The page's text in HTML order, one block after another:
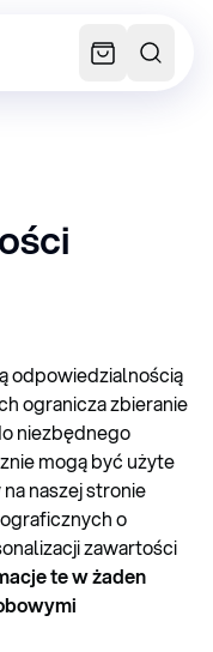
odpowiedzialnością
ogranicza zbieranie
niezbędnego
mogą być użyte
naszej stronie
o
zawartości
te w żaden